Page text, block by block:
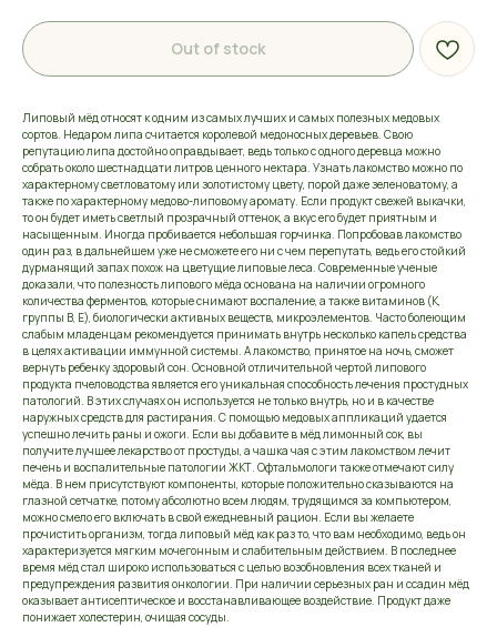
Out of stock
Липовый мёд относят к одним из самых лучших и самых полезных медовых
сортов. Недаром липа считается королевой медоносных деревьев. Свою
репутацию липа достойно оправдывает, ведь только с одного деревца можно
собрать около шестнадцати литров ценного нектара. Узнать лакомство можно по
характерному светловатому или золотистому цвету, порой даже зеленоватому, а
также по характерному медово-липовому аромату. Если продукт свежей выкачки,
то он будет иметь светлый прозрачный оттенок, а вкус его будет приятным и
насыщенным. Иногда пробивается небольшая горчинка. Попробовав лакомство
один раз, в дальнейшем уже не сможете его ни с чем перепутать, ведь его стойкий
дурманящий запах похож на цветущие липовые леса. Современные ученые
доказали, что полезность липового мёда основана на наличии огромного
количества ферментов, которые снимают воспаление, а также витаминов (К,
группы В, Е), биологически активных веществ, микроэлементов. Часто болеющим
слабым младенцам рекомендуется принимать внутрь несколько капель средства
в целях активации иммунной системы. А лакомство, принятое на ночь, сможет
вернуть ребенку здоровый сон. Основной отличительной чертой липового
продукта пчеловодства является его уникальная способность лечения простудных
патологий. В этих случаях он используется не только внутрь, но и в качестве
наружных средств для растирания. С помощью медовых аппликаций удается
успешно лечить раны и ожоги. Если вы добавите в мёд лимонный сок, вы
получите лучшее лекарство от простуды, а чашка чая с этим лакомством лечит
печень и воспалительные патологии ЖКТ. Офтальмологи также отмечают силу
мёда. В нем присутствуют компоненты, которые положительно сказываются на
глазной сетчатке, потому абсолютно всем людям, трудящимся за компьютером,
можно смело его включать в свой ежедневный рацион. Если вы желаете
прочистить организм, тогда липовый мёд как раз то, что вам необходимо, ведь он
характеризуется мягким мочегонным и слабительным действием. В последнее
время мёд стал широко использоваться с целью возобновления всех тканей и
предупреждения развития онкологии. При наличии серьезных ран и ссадин мёд
оказывает антисептическое и восстанавливающее воздействие. Продукт даже
понижает холестерин, очищая сосуды.